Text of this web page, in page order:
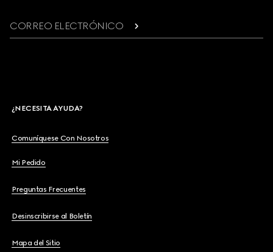
CORREO ELECTRÓNICO
¿NECESITA AYUDA?
Comuníquese Con Nosotros
Mi Pedido
Preguntas Frecuentes
Desinscribirse al Boletín
Mapa del Sitio